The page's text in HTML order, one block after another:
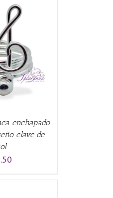
enchapado
clave de